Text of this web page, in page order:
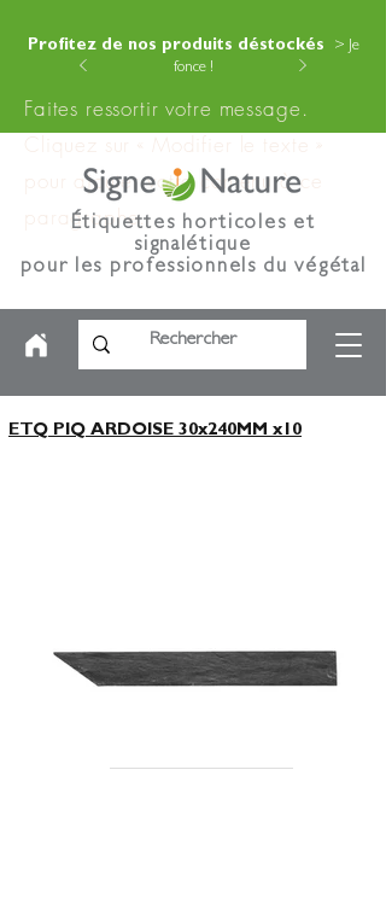
Profitez de nos produits déstockés
> Je
fonce !
Faites ressortir votre message.
Cliquez sur « Modifier le texte »
pour ajouter votre contenu à ce
paragraphe.
Étiquettes horticoles et
signalétique
pour les professionnels du végétal
ETQ PIQ ARDOISE 30x240MM x10